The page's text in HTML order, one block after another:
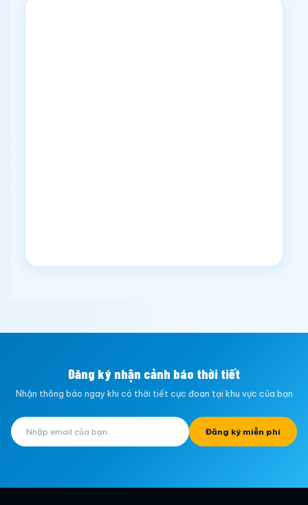
Đăng ký nhận cảnh báo thời tiết
Nhận thông báo ngay khi có thời tiết cực đoan tại khu vực của bạn
Đăng ký miễn phí